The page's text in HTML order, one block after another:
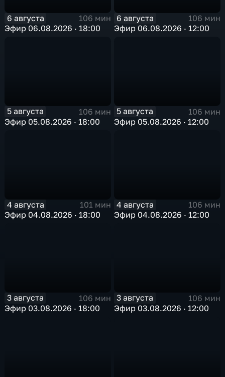
6 августа
106 мин
Эфир 06.08.2026 · 18:00
6 августа
106 мин
Эфир 06.08.2026 · 12:00
5 августа
106 мин
Эфир 05.08.2026 · 18:00
5 августа
106 мин
Эфир 05.08.2026 · 12:00
4 августа
101 мин
Эфир 04.08.2026 · 18:00
4 августа
106 мин
Эфир 04.08.2026 · 12:00
3 августа
106 мин
Эфир 03.08.2026 · 18:00
3 августа
106 мин
Эфир 03.08.2026 · 12:00